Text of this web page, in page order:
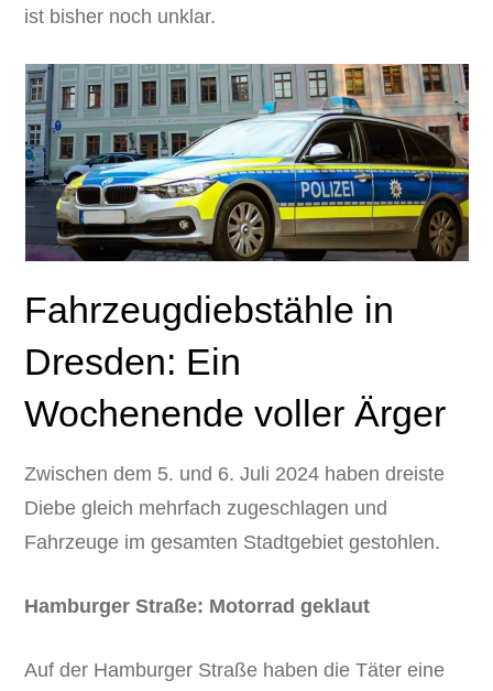
ist bisher noch unklar.
Fahrzeugdiebstähle in
Dresden: Ein
Wochenende voller Ärger
Zwischen dem 5. und 6. Juli 2024 haben dreiste
Diebe gleich mehrfach zugeschlagen und
Fahrzeuge im gesamten Stadtgebiet gestohlen.
Hamburger Straße: Motorrad geklaut
Auf der Hamburger Straße haben die Täter eine